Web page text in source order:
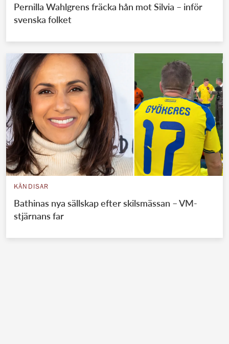
Pernilla Wahlgrens fräcka hån mot Silvia – inför
svenska folket
KÄNDISAR
Bathinas nya sällskap efter skilsmässan – VM-
stjärnans far